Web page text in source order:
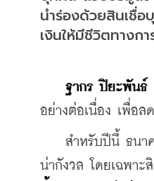
นำร่องด้วยสินเชื่
เงินให้มีชีวิตทางก
ฐากร ปิยะพันธ์
อย่างต่อเนื่อง เพื่อล
สำหรับปีนี้ ธนาคา
น่ากังวล โดยเฉพาะ